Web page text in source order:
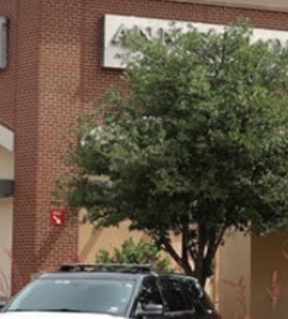
Presidente de Colombia
su implicación en
criminal en Jalisco y Michoacán
de tráfico de
intervención unilateral de EUA